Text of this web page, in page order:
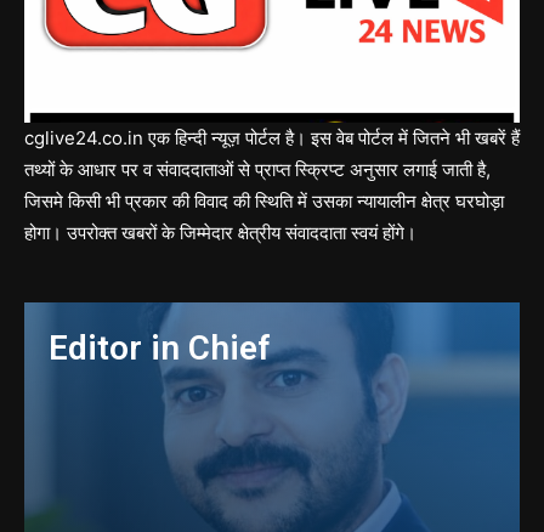
cglive24.co.in एक हिन्दी न्यूज़ पोर्टल है। इस वेब पोर्टल में जितने भी खबरें हैं
तथ्यों के आधार पर व संवाददाताओं से प्राप्त स्क्रिप्ट अनुसार लगाई जाती है,
जिसमे किसी भी प्रकार की विवाद की स्थिति में उसका न्यायालीन क्षेत्र घरघोड़ा
होगा। उपरोक्त खबरों के जिम्मेदार क्षेत्रीय संवाददाता स्वयं होंगे।
Editor in Chief